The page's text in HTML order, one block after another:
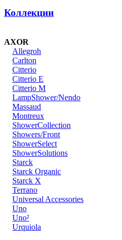
Коллекции
AXOR
Allegroh
Carlton
Citterio
Citterio E
Citterio M
LampShower/Nendo
Massaud
Montreux
ShowerCollection
Showers/Front
ShowerSelect
ShowerSolutions
Starck
Starck Organic
Starck X
Terrano
Universal Accessories
Uno
Uno²
Urquiola